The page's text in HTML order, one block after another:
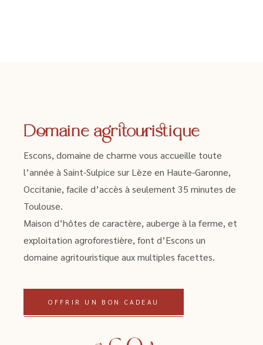
Domaine agritouristique
Escons, domaine de charme vous accueille toute
l’année à Saint-Sulpice sur Lèze en Haute-Garonne,
Occitanie, facile d’accès à seulement 35 minutes de
Toulouse.
Maison d’hôtes de caractère, auberge à la ferme, et
exploitation agroforestière, font d’Escons un
domaine agritouristique aux multiples facettes.
OFFRIR UN BON CADEAU